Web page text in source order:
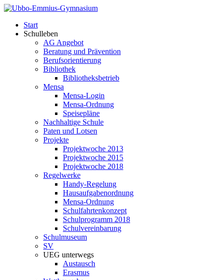
Start
Schulleben
AG Angebot
Beratung und Prävention
Berufsorientierung
Bibliothek
Bibliotheksbetrieb
Mensa
Mensa-Login
Mensa-Ordnung
Speisepläne
Nachhaltige Schule
Paten und Lotsen
Projekte
Projektwoche 2013
Projektwoche 2015
Projektwoche 2018
Regelwerke
Handy-Regelung
Hausaufgabenordnung
Mensa-Ordnung
Schulfahrtenkonzept
Schulprogramm 2018
Schulvereinbarung
Schulmuseum
SV
UEG unterwegs
Austausch
Erasmus